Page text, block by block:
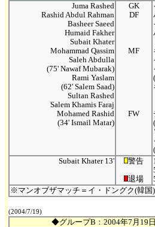
Juma Rashed
Rashid Abdul Rahman
Basheer Saeed
Humaid Fakher
Subait Khater
Mohammad Qassim
Saleh Abdulla
(75' Nawaf Mubarak)
Rami Yaslam
(62' Salem Saad)
Sultan Rashed
Salem Khamis Faraj
Mohamed Rashid
(34' Ismail Matar)
GK
DF
MF
FW
Subait Khater 13'
警告
退場
※マンオブザマッチ＝イ・ドングク(韓国)
(2004/7/19)
◆グループB：2004年7月19